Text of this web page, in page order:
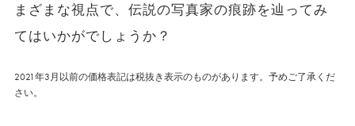
まざまな視点で、伝説の写真家の痕跡を辿ってみ
てはいかがでしょうか？
2021年3月以前の価格表記は税抜き表示のものがあります。予めご了承くだ
さい。